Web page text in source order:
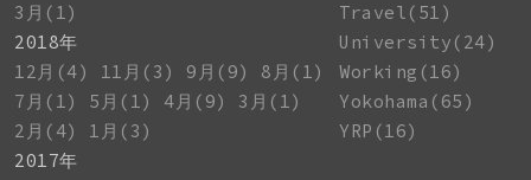
3月(1)
2018年
12月(4)
11月(3) 9月(9)
8月(1)
7月(1)
5月(1) 4月(9)
3月(1)
2月(4)
1月(3)
2017年
Travel(51)
University(24)
Working(16)
Yokohama(65)
YRP(16)